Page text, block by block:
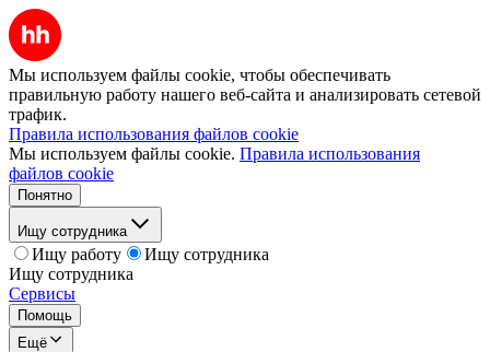
Мы используем файлы cookie, чтобы обеспечивать
правильную работу нашего веб-сайта и анализировать сетевой
трафик.
Правила использования файлов cookie
Мы используем файлы cookie. Правила использования
файлов cookie
Понятно
Ищу сотрудника
Ищу работу
Ищу сотрудника
Ищу сотрудника
Сервисы
Помощь
Ещё